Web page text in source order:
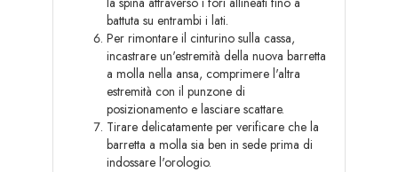
battuta su entrambi i lati.
Per rimontare il cinturino sulla cassa,
incastrare un'estremità della nuova barretta
a molla nella ansa, comprimere l'altra
estremità con il punzone di
posizionamento e lasciare scattare.
Tirare delicatamente per verificare che la
barretta a molla sia ben in sede prima di
indossare l'orologio.